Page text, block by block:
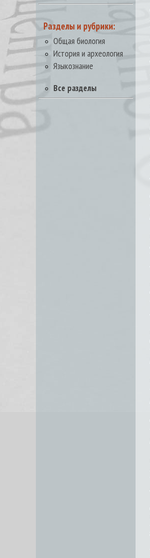
Разделы и рубрики:
Общая биология
История и археология
Языкознание
Все разделы